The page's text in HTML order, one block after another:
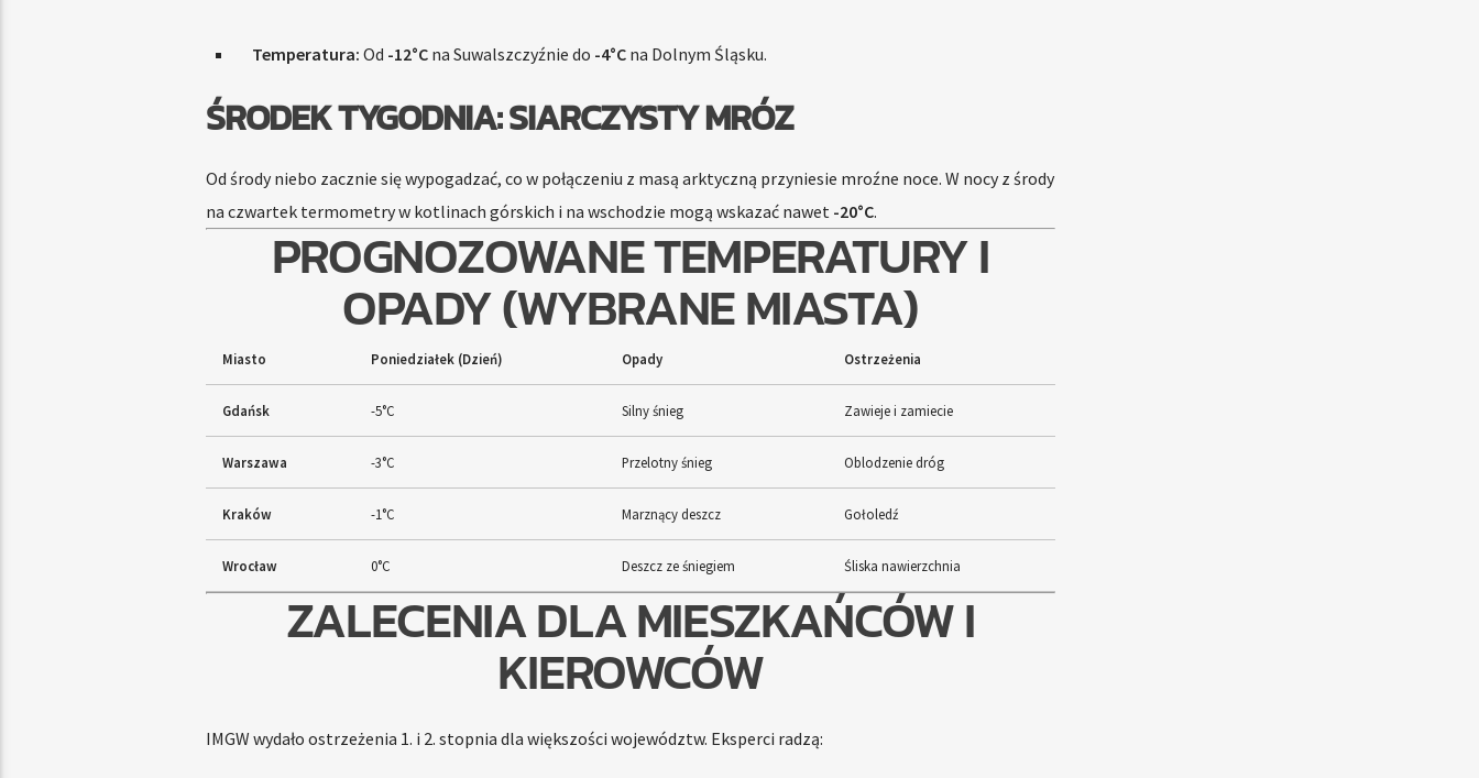
Temperatura: Od -12°Cna Suwalszczyźnie do -4°Cna Dolnym Śląsku.
ŚRODEK TYGODNIA: SIARCZYSTY MRÓZ
Od środy niebo zacznie się wypogadzać, co w połączeniu z masą arktyczną przyniesie mroźne noce. W nocy z środy
na czwartek termometry w kotlinach górskich i na wschodzie mogą wskazać nawet -20°C.
PROGNOZOWANE TEMPERATURY I
OPADY (WYBRANE MIASTA)
Miasto Poniedziałek (Dzień) Opady Ostrzeżenia
Gdańsk -5°C Silny śnieg Zawieje i zamiecie
Warszawa -3°C Przelotny śnieg Oblodzenie dróg
Kraków -1°C Marznący deszcz Gołoledź
Wrocław 0°C Deszcz ze śniegiem Śliska nawierzchnia
ZALECENIA DLA MIESZKAŃCÓW I
KIEROWCÓW
IMGW wydało ostrzeżenia 1. i 2. stopnia dla większości województw. Eksperci radzą: